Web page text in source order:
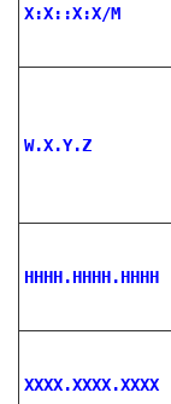
X:X::X:X/M
W.X.Y.Z
HHHH.HHHH.HHHH
XXXX.XXXX.XXXX